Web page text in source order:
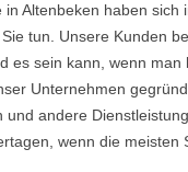
Altenbeken haben
tun. Unsere Kunden
es sein kann, wenn
Unternehmen
andere
wenn die meisten